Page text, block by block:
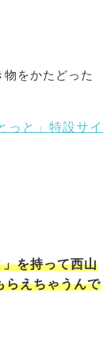
をかたどった
っと」特設サイ
を持って西山
らえちゃうんで